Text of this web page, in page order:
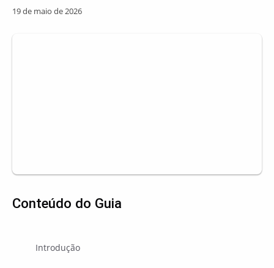
19 de maio de 2026
Conteúdo do Guia
Introdução